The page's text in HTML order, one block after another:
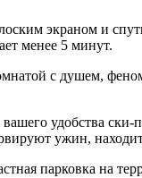
экраном и
менее 5 минут.
с душем,
удобства
ужин,
парковка на